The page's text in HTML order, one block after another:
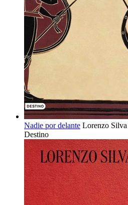
Nadie por delante Lorenzo Silva
Destino